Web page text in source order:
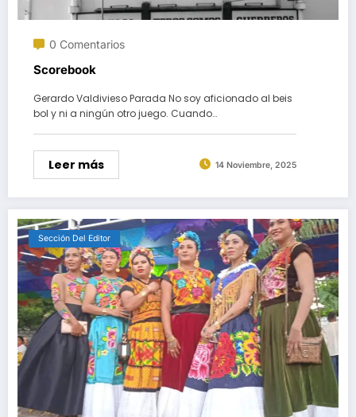
0 Comentarios
Scorebook
Gerardo Valdivieso Parada No soy aficionado al beis
bol y ni a ningún otro juego. Cuando…
Leer más 14 Noviembre, 2025
Sección Del Editor